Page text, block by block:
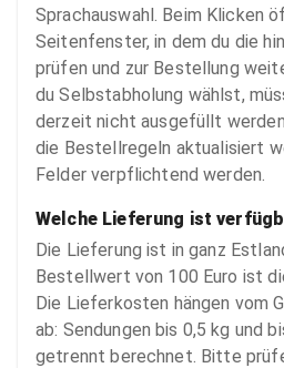
Sprachauswahl. Beim Klicken
Seitenfenster, in dem du die
prüfen und zur Bestellung
du Selbstabholung wählst,
derzeit nicht ausgefüllt
die Bestellregeln aktualisiert
Felder verpflichtend werden.
Welche Lieferung ist
Die Lieferung ist in ganz
Bestellwert von 100 Euro ist
Die Lieferkosten hängen vom
ab: Sendungen bis 0,5 kg und
getrennt berechnet. Bitte